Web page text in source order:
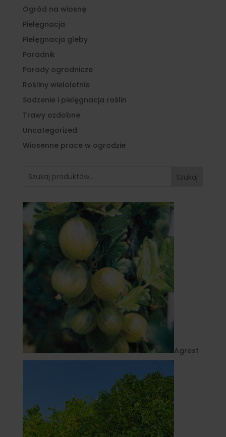
Ogród na wiosnę
Pielęgnacja
Pielęgnacja gleby
Poradnik
Porady ogrodnicze
Rośliny wieloletnie
Sadzenie i pielęgnacja roślin
Trawy ozdobne
Uncategorized
Wiosenne prace w ogrodzie
Szukaj
Agrest